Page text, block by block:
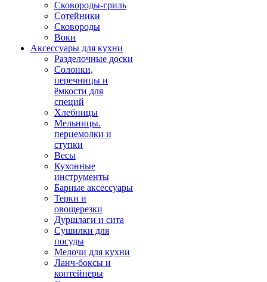
Сковороды-гриль
Сотейники
Сковороды
Воки
Аксессуары для кухни
Разделочные доски
Солонки,
перечницы и
ёмкости для
специй
Хлебницы
Мельницы.
перцемолки и
ступки
Весы
Кухонные
инструменты
Барные аксессуары
Терки и
овощерезки
Дуршлаги и сита
Сушилки для
посуды
Мелочи для кухни
Ланч-боксы и
контейнеры